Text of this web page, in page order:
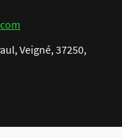
Veigné, 37250,